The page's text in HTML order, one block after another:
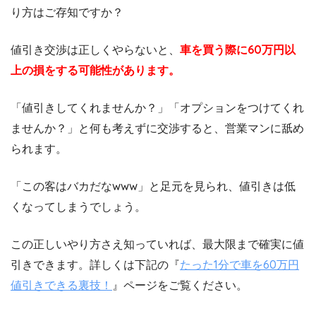
り方はご存知ですか？
値引き交渉は正しくやらないと、 車を買う際に60万円以
上の損をする可能性があります。
「値引きしてくれませんか？」「オプションをつけてくれ
ませんか？」と何も考えずに交渉すると、営業マンに舐め
られます。
「この客はバカだなwww」と足元を見られ、値引きは低
くなってしまうでしょう。
この正しいやり方さえ知っていれば、最大限まで確実に値
引きできます。詳しくは下記の『たった1分で車を60万円
値引きできる裏技！ 』ページをご覧ください。